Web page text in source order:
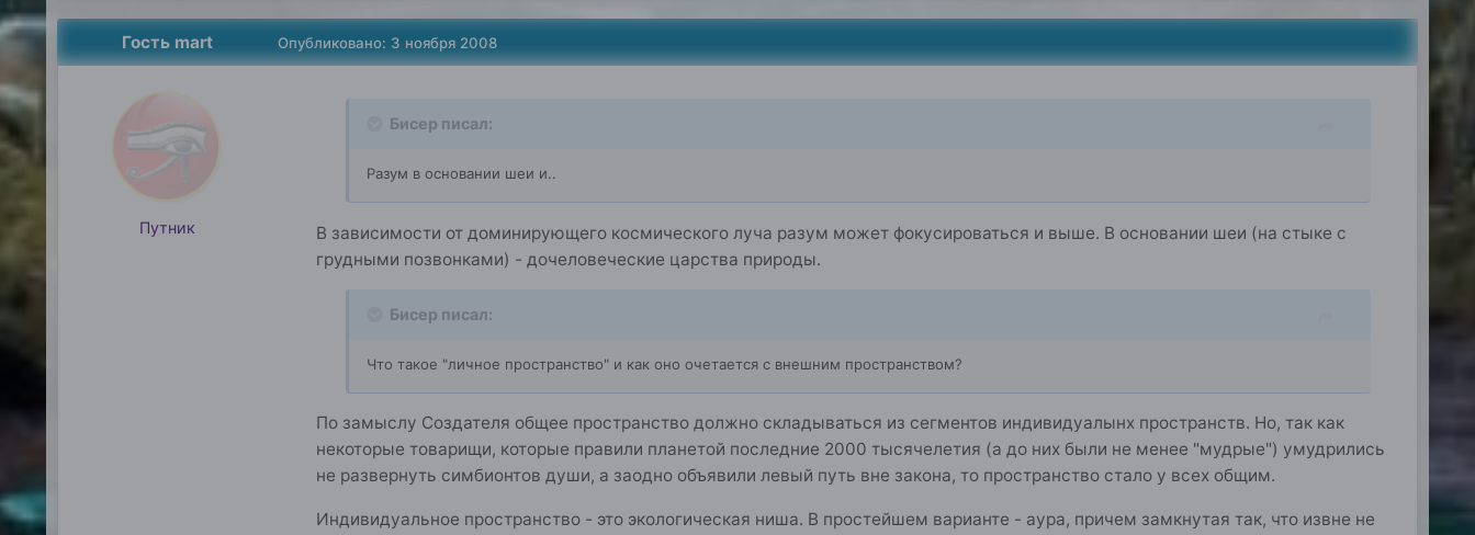
Гость mart
Путник
Опубликовано: 3 ноября 2008
Бисер писал:
Разум в основании шеи и..
В зависимости от доминирующего космического луча разум может фокусироваться и выше. В основании шеи (на стыке с
грудными позвонками) - дочеловеческие царства природы.
Бисер писал:
Что такое "личное пространство" и как оно очетается с внешним пространством?
По замыслу Создателя общее пространство должно складываться из сегментов индивидуалынх пространств. Но, так как
некоторые товарищи, которые правили планетой последние 2000 тысячелетия (а до них были не менее "мудрые") умудрились
не развернуть симбионтов души, а заодно объявили левый путь вне закона, то пространство стало у всех общим.
Индивидуальное пространство - это экологическая ниша. В простейшем варианте - аура, причем замкнутая так, что извне не